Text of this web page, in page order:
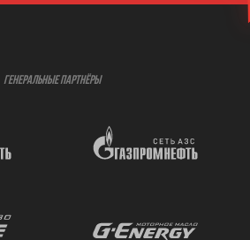
ГЕНЕРАЛЬНЫЕ ПАРТНЁРЫ